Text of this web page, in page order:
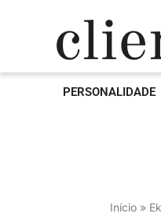
PERSONALIDADE
Início